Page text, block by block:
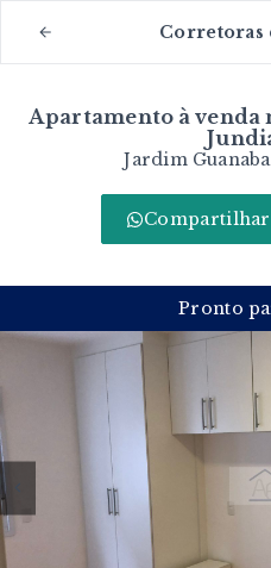
Corretoras
Apartamento à venda
Jardim
Compartilhar
Pronto